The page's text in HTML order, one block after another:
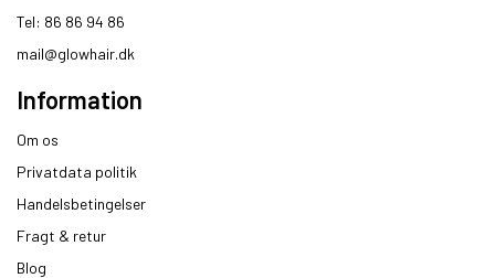
Tel: 86 86 94 86
mail@glowhair.dk
Information
Om os
Privatdata politik
Handelsbetingelser
Fragt & retur
Blog